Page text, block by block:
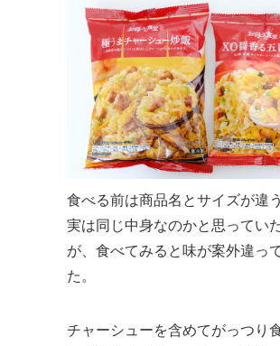
食べる前は商品名とサイズが違
実は同じ中身なのかと思ってい
が、食べてみると味が案外違っ
た。
チャーシューを含めてがっつり